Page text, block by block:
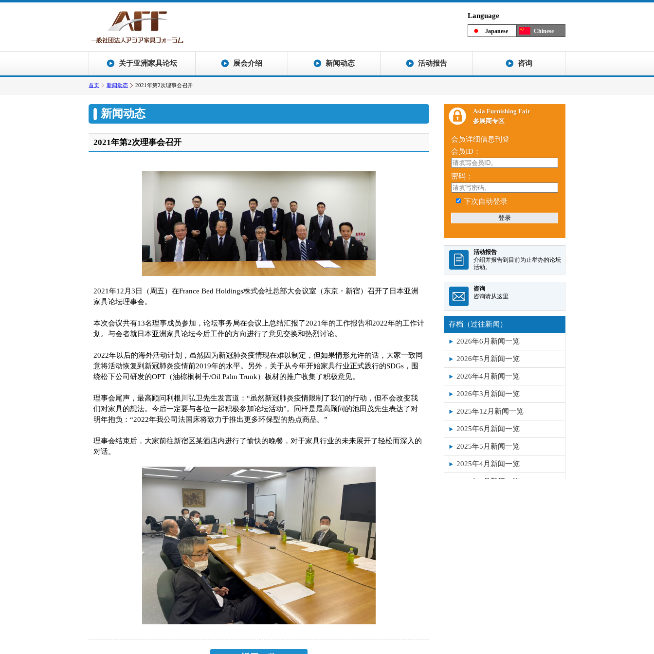
Language
Japanese Chinese
关于亚洲家具论坛 展会介绍 新闻动态 活动报告 咨询
首页 新闻动态 2021年第2次理事会召开
新闻动态
2021年第2次理事会召开
2021年12月3日（周五）在France Bed Holdings株式会社总部大会议室（东京・新宿）召开了日本亚洲
家具论坛理事会。
本次会议共有13名理事成员参加，论坛事务局在会议上总结汇报了2021年的工作报告和2022年的工作计
划。与会者就日本亚洲家具论坛今后工作的方向进行了意见交换和热烈讨论。
2022年以后的海外活动计划，虽然因为新冠肺炎疫情现在难以制定，但如果情形允许的话，大家一致同
意将活动恢复到新冠肺炎疫情前2019年的水平。另外，关于从今年开始家具行业正式践行的SDGs，围
绕松下公司研发的OPT（油棕榈树干/Oil Palm Trunk）板材的推广收集了积极意见。
理事会尾声，最高顾问利根川弘卫先生发言道：“虽然新冠肺炎疫情限制了我们的行动，但不会改变我
们对家具的想法。今后一定要与各位一起积极参加论坛活动”。同样是最高顾问的池田茂先生表达了对
明年抱负：“2022年我公司法国床将致力于推出更多环保型的热点商品。”
理事会结束后，大家前往新宿区某酒店内进行了愉快的晚餐，对于家具行业的未来展开了轻松而深入的
对话。
Asia Furnishing Fair
参展商专区
会员详细信息刊登
会员ID：
密码：
下次自动登录
存档（过往新闻）